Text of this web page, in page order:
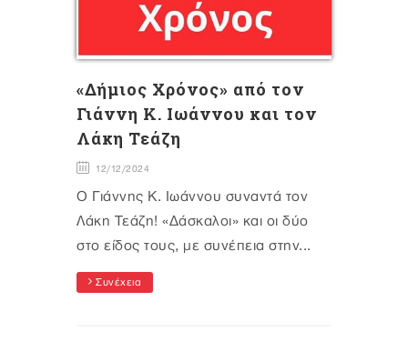
«Δήμιος Χρόνος» από τον
Γιάννη Κ. Ιωάννου και τον
Λάκη Τεάζη
12/12/2024
Ο Γιάννης Κ. Ιωάννου συναντά τον
Λάκη Τεάζη! «Δάσκαλοι» και οι δύο
στο είδος τους, με συνέπεια στην...
Συνέχεια